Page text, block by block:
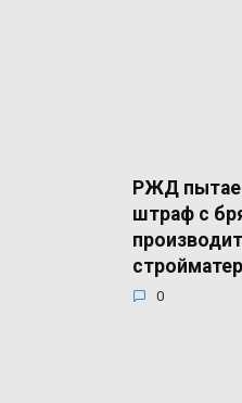
РЖД
штраф с
0